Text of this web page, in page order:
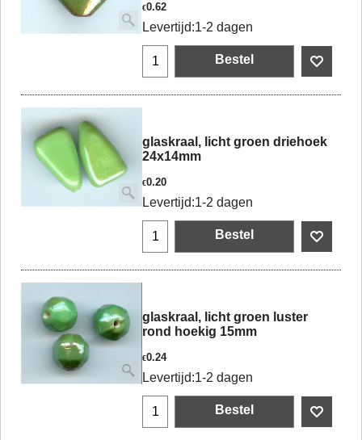
€0.62
Levertijd:1-2 dagen
Bestel
glaskraal, licht groen driehoek
24x14mm
€0.20
Levertijd:1-2 dagen
Bestel
glaskraal, licht groen luster
rond hoekig 15mm
€0.24
Levertijd:1-2 dagen
Bestel